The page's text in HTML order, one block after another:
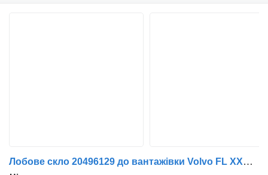
Лобове скло 20496129 до вантажівки Volvo FL XXX (2006->)